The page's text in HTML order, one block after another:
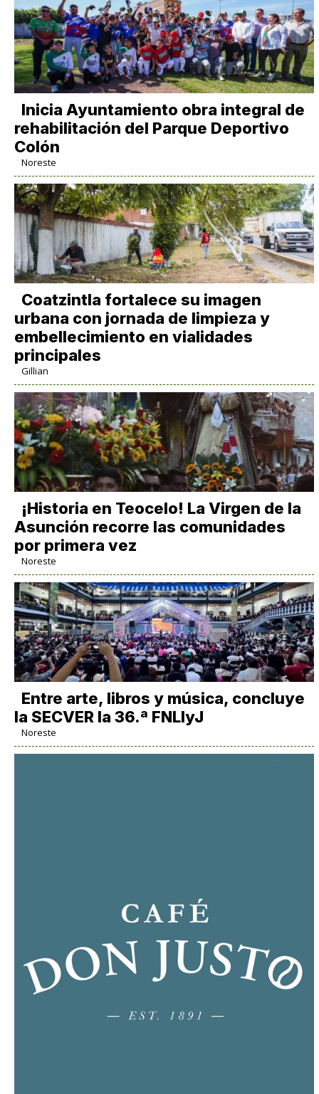
Inicia Ayuntamiento obra integral de
rehabilitación del Parque Deportivo
Colón
Noreste
Coatzintla fortalece su imagen
urbana con jornada de limpieza y
embellecimiento en vialidades
principales
Gillian
​¡Historia en Teocelo! La Virgen de la
Asunción recorre las comunidades
por primera vez
Noreste
Entre arte, libros y música, concluye
la SECVER la 36.ª FNLIyJ
Noreste